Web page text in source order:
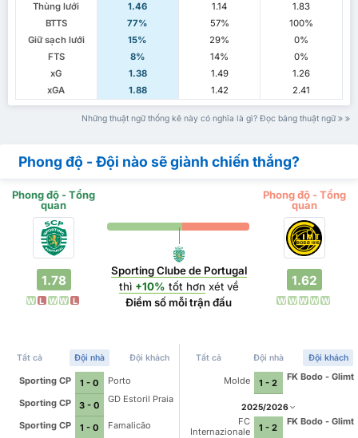
Thủng lưới
1.46 1.14
1.83
BTTS
77% 57%
100%
Giữ sạch lưới
15% 29%
0%
FTS
8% 14%
0%
xG
1.38 1.49
1.26
xGA
1.88 1.42 2.41
Những thuật ngữ thống kê này có nghĩa là gì? Đọc bảng thuật ngữ
Phong độ - Đội nào sẽ giành chiến thắng?
Phong độ - Tổng
quan
Phong độ - Tổng
quan
1.78
W L W W L
Sporting Clube de Portugal
thì +10% tốt hơn xét về
Điểm số mỗi trận đấu
1.62
W W W W W
Tất cả Đội nhà Đội khách
Sporting CP 1 - 0
Porto
Sporting CP
3 - 0
GD Estoril Praia
Sporting CP 1 - 0 Famalicão
Tất cả Đội nhà Đội khách
Molde 1 - 2
FK Bodo - Glimt
2025/2026
FC
Internazionale
1 - 2
FK Bodo - Glimt